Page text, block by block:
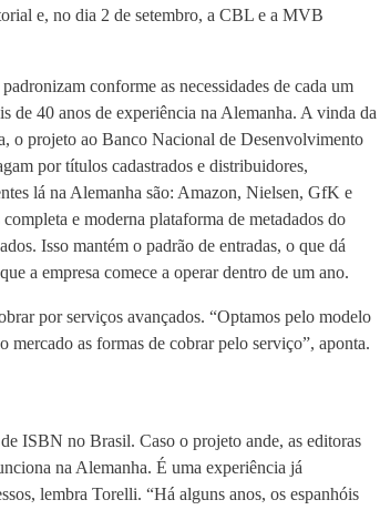
e, no dia 2 de setembro, a CBL e a MVB
conforme as necessidades de cada um
40 anos de experiência na Alemanha. A vinda da
o projeto ao Banco Nacional de Desenvolvimento
por títulos cadastrados e distribuidores,
lá na Alemanha são: Amazon, Nielsen, GfK e
e moderna plataforma de metadados do
Isso mantém o padrão de entradas, o que dá
a empresa comece a operar dentro de um ano.
por serviços avançados. “Optamos pelo modelo
as formas de cobrar pelo serviço”, aponta.
ISBN no Brasil. Caso o projeto ande, as editoras
na Alemanha. É uma experiência já
lembra Torelli. “Há alguns anos, os espanhóis